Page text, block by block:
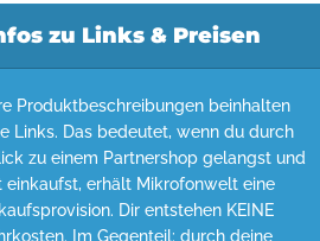
zu Links & Preisen
Produktbeschreibungen beinhalten
Links. Das bedeutet, wenn du durch
zu einem Partnershop gelangst und
einkaufst, erhält Mikrofonwelt eine
Dir entstehen KEINE
Im Gegenteil: durch deine